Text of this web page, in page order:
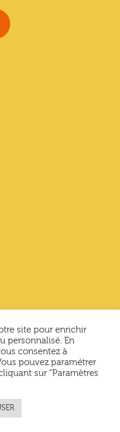
&
site pour enrichir
personnalisé. En
consentez à
pouvez paramétrer
sur "Paramètres